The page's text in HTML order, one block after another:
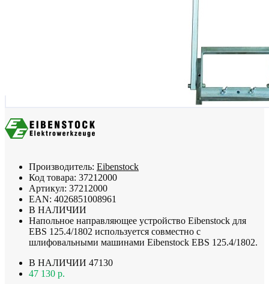
Производитель: Eibenstock
Код товара: 37212000
Артикул: 37212000
EAN: 4026851008961
В НАЛИЧИИ
Напольное направляющее устройство Eibenstock для
EBS 125.4/1802 используется совместно с
шлифовальными машинами Eibenstock EBS 125.4/1802.
В НАЛИЧИИ 47130
47 130 р.